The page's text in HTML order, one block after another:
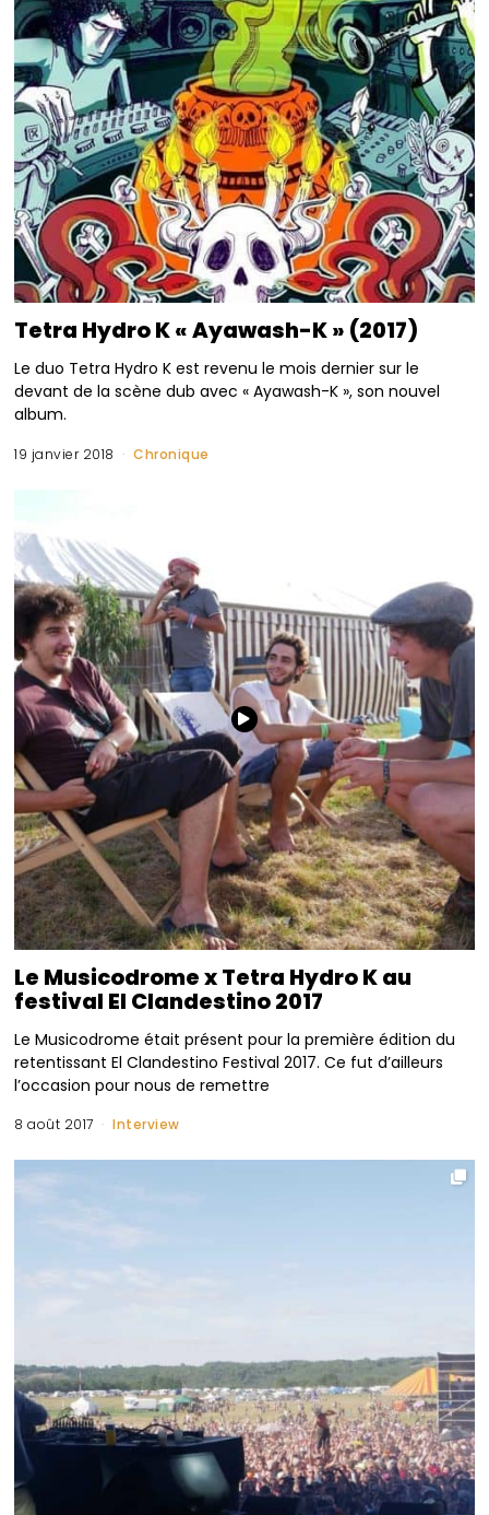
Tetra Hydro K « Ayawash-K » (2017)
Le duo Tetra Hydro K est revenu le mois dernier sur le
devant de la scène dub avec « Ayawash-K », son nouvel
album.
19 janvier 2018 Chronique
Le Musicodrome x Tetra Hydro K au
festival El Clandestino 2017
Le Musicodrome était présent pour la première édition du
retentissant El Clandestino Festival 2017. Ce fut d’ailleurs
l’occasion pour nous de remettre
8 août 2017 Interview